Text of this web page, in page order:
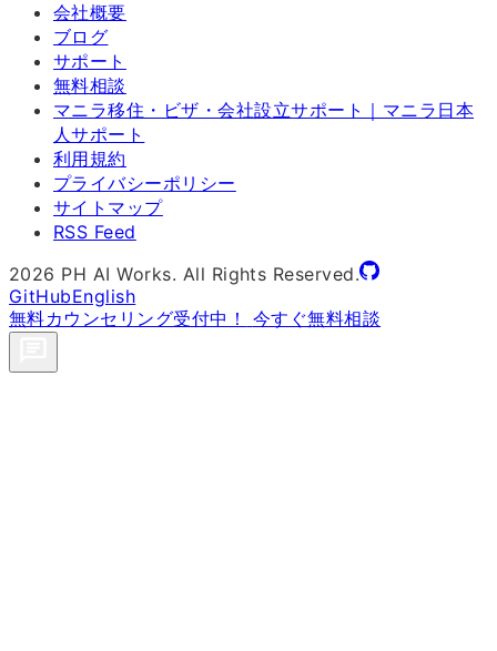
会社概要
ブログ
サポート
無料相談
マニラ移住・ビザ・会社設立サポート｜マニラ日本
人サポート
利用規約
プライバシーポリシー
サイトマップ
RSS Feed
2026 PH AI Works. All Rights Reserved.
GitHubEnglish
無料カウンセリング受付中！
今すぐ無料相談